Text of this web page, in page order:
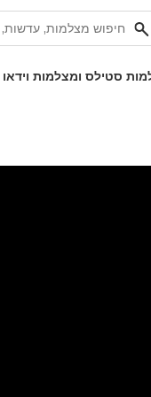
סטילס ומצלמות וידאו